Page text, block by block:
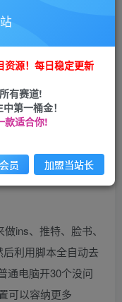
权限，请先开通会员
ins、推特、脸书、
利用脚本全自动去
通电脑开30个没问
可以容纳更多
资源！每日稳定更新
有赛道!
第一桶金！
款适合你!
员 加盟当站长